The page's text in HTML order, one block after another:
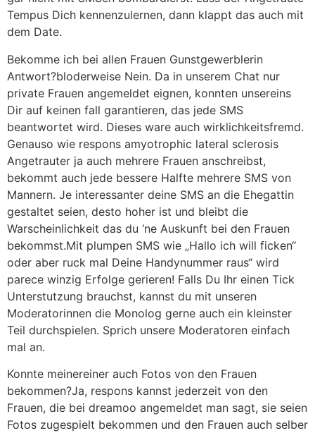
Tempus Dich kennenzulernen, dann klappt das auch mit
dem Date.
Bekomme ich bei allen Frauen Gunstgewerblerin
Antwort?bloderweise Nein. Da in unserem Chat nur
private Frauen angemeldet eignen, konnten unsereins
Dir auf keinen fall garantieren, das jede SMS
beantwortet wird. Dieses ware auch wirklichkeitsfremd.
Genauso wie respons amyotrophic lateral sclerosis
Angetrauter ja auch mehrere Frauen anschreibst,
bekommt auch jede bessere Halfte mehrere SMS von
Mannern. Je interessanter deine SMS an die Ehegattin
gestaltet seien, desto hoher ist und bleibt die
Warscheinlichkeit das du ‘ne Auskunft bei den Frauen
bekommst.Mit plumpen SMS wie „Hallo ich will ficken“
oder aber ruck mal Deine Handynummer raus“ wird
parece winzig Erfolge gerieren! Falls Du Ihr einen Tick
Unterstutzung brauchst, kannst du mit unseren
Moderatorinnen die Monolog gerne auch ein kleinster
Teil durchspielen. Sprich unsere Moderatoren einfach
mal an.
Konnte meinereiner auch Fotos von den Frauen
bekommen?Ja, respons kannst jederzeit von den
Frauen, die bei dreamoo angemeldet man sagt, sie seien
Fotos zugespielt bekommen und den Frauen auch selber